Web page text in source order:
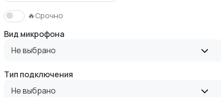
Акустика, колонки, сабвуферы
Домашние кинотеатры
🔥Срочно
Вид микрофона
Не выбрано
Тип подключения
Не выбрано